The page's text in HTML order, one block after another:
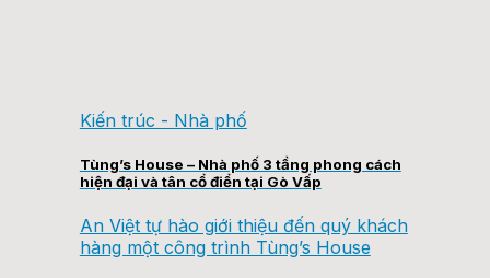
Kiến trúc - Nhà phố
Tùng’s House – Nhà phố 3 tầng phong cách
hiện đại và tân cổ điển tại Gò Vấp
An Việt tự hào giới thiệu đến quý khách
hàng một công trình Tùng’s House